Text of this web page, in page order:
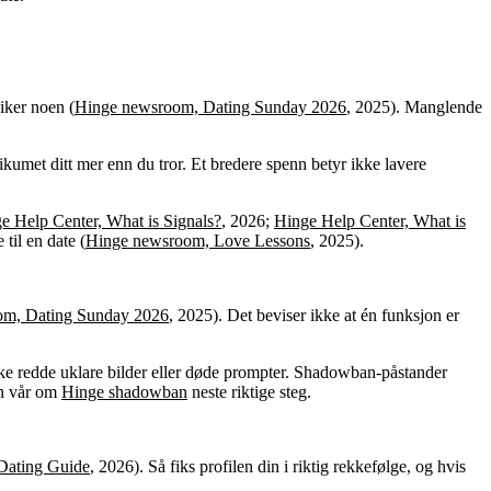
noen (Hinge newsroom, Dating Sunday 2026, 2025). Manglende
ditt mer enn du tror. Et bredere spenn betyr ikke lavere
Help Center, What is Signals?, 2026; Hinge Help Center, What is
til en date (Hinge newsroom, Love Lessons, 2025).
Dating Sunday 2026, 2025). Det beviser ikke at én funksjon er
redde uklare bilder eller døde prompter. Shadowban-påstander
vår om Hinge shadowban neste riktige steg.
Guide, 2026). Så fiks profilen din i riktig rekkefølge, og hvis